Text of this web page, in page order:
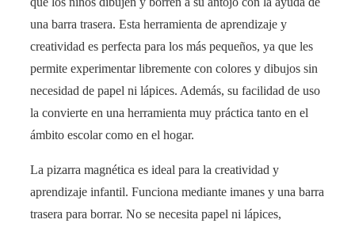
una barra trasera. Esta herramienta de aprendizaje y
creatividad es perfecta para los más pequeños, ya que les
permite experimentar libremente con colores y dibujos sin
necesidad de papel ni lápices. Además, su facilidad de uso
la convierte en una herramienta muy práctica tanto en el
ámbito escolar como en el hogar.
La pizarra magnética es ideal para la creatividad y
aprendizaje infantil. Funciona mediante imanes y una barra
trasera para borrar. No se necesita papel ni lápices,